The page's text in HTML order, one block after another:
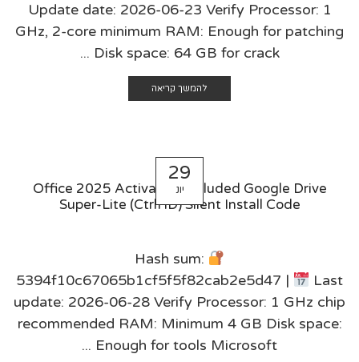
Update date: 2026-06-23 Verify Processor: 1
GHz, 2-core minimum RAM: Enough for patching
Disk space: 64 GB for crack ...
להמשך קריאה
29
יונ
Office 2025 Activation Included Google Drive
Super-Lite (CtrlHD) Silent Install Code
Hash sum:
5394f10c67065b1cf5f5f82cab2e5d47 |
Last
update: 2026-06-28 Verify Processor: 1 GHz chip
recommended RAM: Minimum 4 GB Disk space:
Enough for tools Microsoft ...